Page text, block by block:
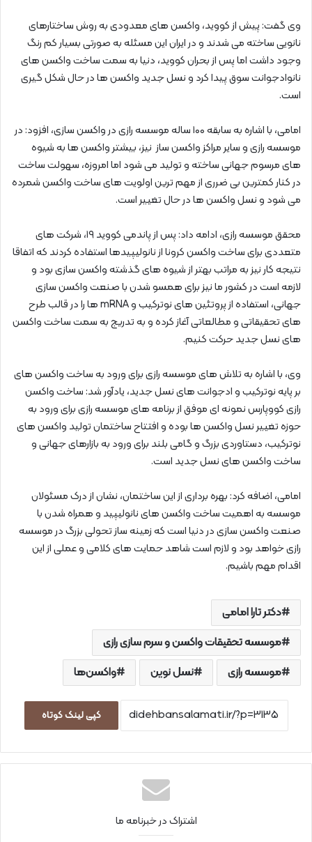
وی گفت: پیش از کووید، واکسن های معدودی به روش ساختارهای
نانویی ساخته می شدند و در ایران این مسئله به صورتی بسیار کم رنگ
وجود داشت اما پس از بحران کووید، دنیا به سمت ساخت واکسن های
نانوادجوانت سوق پیدا کرد و نسل جدید واکسن ها در حال شکل گیری
است.
امامی، با اشاره به سابقه ۱۰۰ ساله موسسه رازی در واکسن سازی، افزود: در
موسسه رازی و سایر مراکز واکسن ساز نیز، بیشتر واکسن ها به شیوه
های مرسوم جهانی ساخته و تولید می شود اما امروزه، سهولت ساخت
در کنار کمترین بی ضرری از مهم ترین اولویت های ساخت واکسن شمرده
می شود و نسل واکسن ها در حال تغییر است.
محقق موسسه رازی، ادامه داد: پس از پاندمی کووید ۱۹، شرکت های
متعددی برای ساخت واکسن کرونا از نانولیپیدها استفاده کردند که اتفاقا
نتیجه کار نیز به مراتب بهتر از شیوه های گذشته واکسن سازی بود و
لازمه است در کشور ما نیز برای همسو شدن با صنعت واکسن سازی
جهانی، استفاده از پروتئین های نوترکیب و mRNA ها را در قالب طرح
های تحقیقاتی و مطالعاتی آغاز کرده و به تدریج به سمت ساخت واکسن
های نسل جدید حرکت کنیم.
وی، با اشاره به تلاش های موسسه رازی برای ورود به ساخت واکسن های
بر پایه نوترکیب و ادجوانت های نسل جدید، یادآور شد: ساخت واکسن
رازی کووپارس نمونه ای موفق از برنامه های موسسه رازی برای ورود به
حوزه تغییر نسل واکسن ها بوده و افتتاح ساختمان تولید واکسن های
نوترکیب، دستاوردی بزرگ و گامی بلند برای ورود به بازارهای جهانی و
ساخت واکسن های نسل جدید است.
امامی، اضافه کرد: بهره برداری از این ساختمان، نشان از درک مسئولان
موسسه به اهمیت ساخت واکسن های نانولیپید و همراه شدن با
صنعت واکسن سازی در دنیا است که زمینه ساز تحولی بزرگ در موسسه
رازی خواهد بود و لازم است شاهد حمایت های کلامی و عملی از این
اقدام مهم باشیم.
دکتر تارا امامی
موسسه تحقیقات واکسن و سرم سازی رازی
موسسه رازی
نسل نوین واکسن‌ها
کپی لینک کوتاه
اشتراک در خبرنامه ما